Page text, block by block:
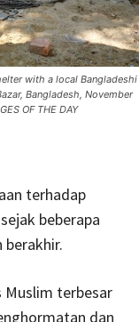
with a local Bangladeshi
Bangladesh, November
OF THE DAY
terhadap
beberapa
berakhir.
Muslim terbesar
dan